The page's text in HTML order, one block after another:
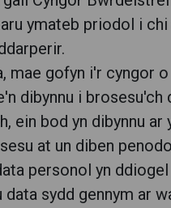
ymateb priodol i
mae gofyn i'r cyngor
dibynnu i
ein bod yn dibynnu
at un diben
personol yn
data sydd gennym ar